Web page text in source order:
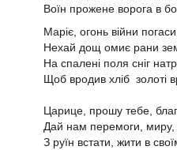
Воїн прожене ворога в
Маріє, огонь війни
Нехай дощ омиє рани
На спалені поля сніг
Щоб вродив хліб золоті
Царице, прошу тебе,
Дай нам перемоги, миру,
З руїн встати, жити в